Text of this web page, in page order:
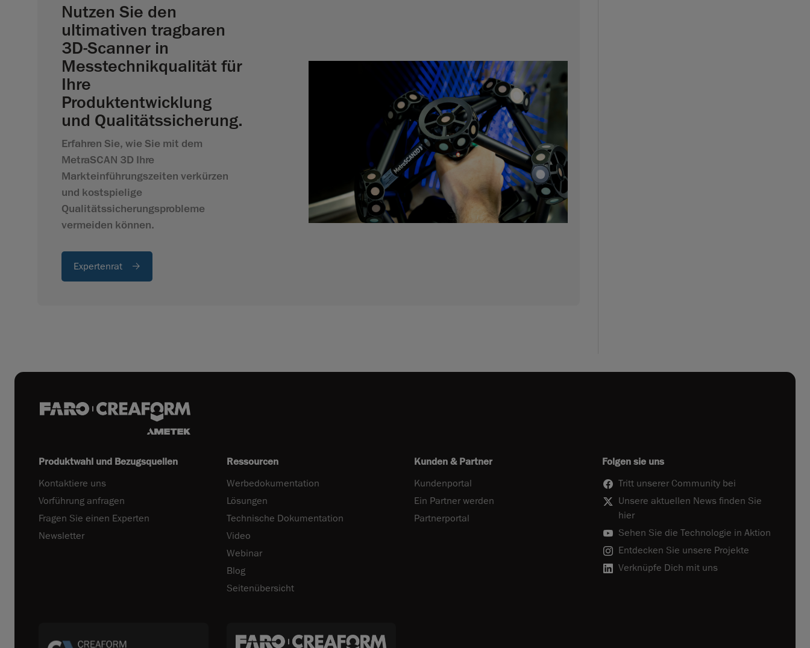
Nutzen Sie den
ultimativen tragbaren
3D-Scanner in
Messtechnikqualität für
Ihre
Produktentwicklung
und Qualitätssicherung.
Erfahren Sie, wie Sie mit dem
MetraSCAN 3D Ihre
Markteinführungszeiten verkürzen
und kostspielige
Qualitätssicherungsprobleme
vermeiden können.
Expertenrat
Produktwahl und Bezugsquellen
Kontaktiere uns
Vorführung anfragen
Fragen Sie einen Experten
Newsletter
Ressourcen
Werbedokumentation
Lösungen
Technische Dokumentation
Video
Webinar
Blog
Seitenübersicht
Kunden & Partner
Kundenportal
Ein Partner werden
Partnerportal
Folgen sie uns
Tritt unserer Community bei
Unsere aktuellen News finden Sie
hier
Sehen Sie die Technologie in Aktion
Entdecken Sie unsere Projekte
Verknüpfe Dich mit uns